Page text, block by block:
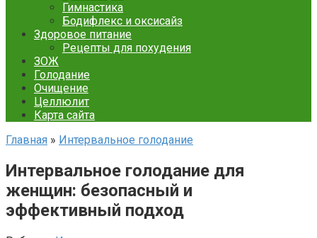
Гимнастика
Бодифлекс и оксисайз
Здоровое питание
Рецепты для похудения
ЗОЖ
Голодание
Очищение
Целлюлит
Карта сайта
Главная » Интервальное голодание
Интервальное голодание для
женщин: безопасный и
эффективный подход